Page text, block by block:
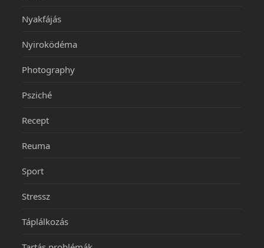
Nyakfájás
Nyiroködéma
Photography
Psziché
Recept
Reuma
Sport
Stressz
Táplálkozás